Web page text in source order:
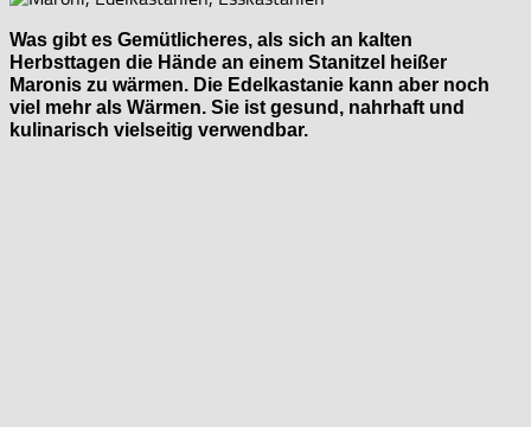
Was gibt es Gemütlicheres, als sich an kalten
Herbsttagen die Hände an einem Stanitzel heißer
Maronis zu wärmen. Die Edelkastanie kann aber noch
viel mehr als Wärmen. Sie ist gesund, nahrhaft und
kulinarisch vielseitig verwendbar.